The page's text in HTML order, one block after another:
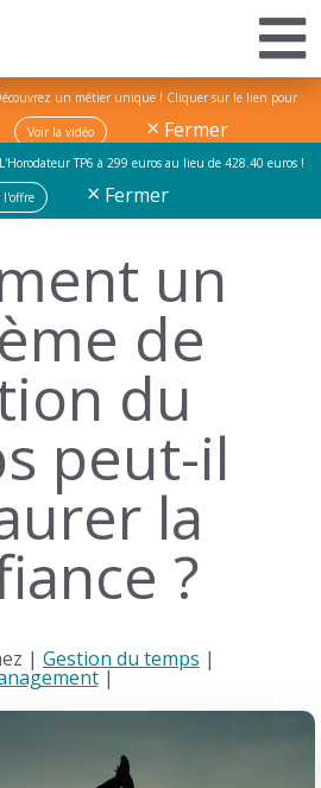
un métier unique ! Cliquer sur le lien pour
Voir la vidéo × Fermer
TP6 à 299 euros au lieu de 428.40 euros !
l'offre × Fermer
un
de
du
peut-il
la
?
| Gestion du temps |
|